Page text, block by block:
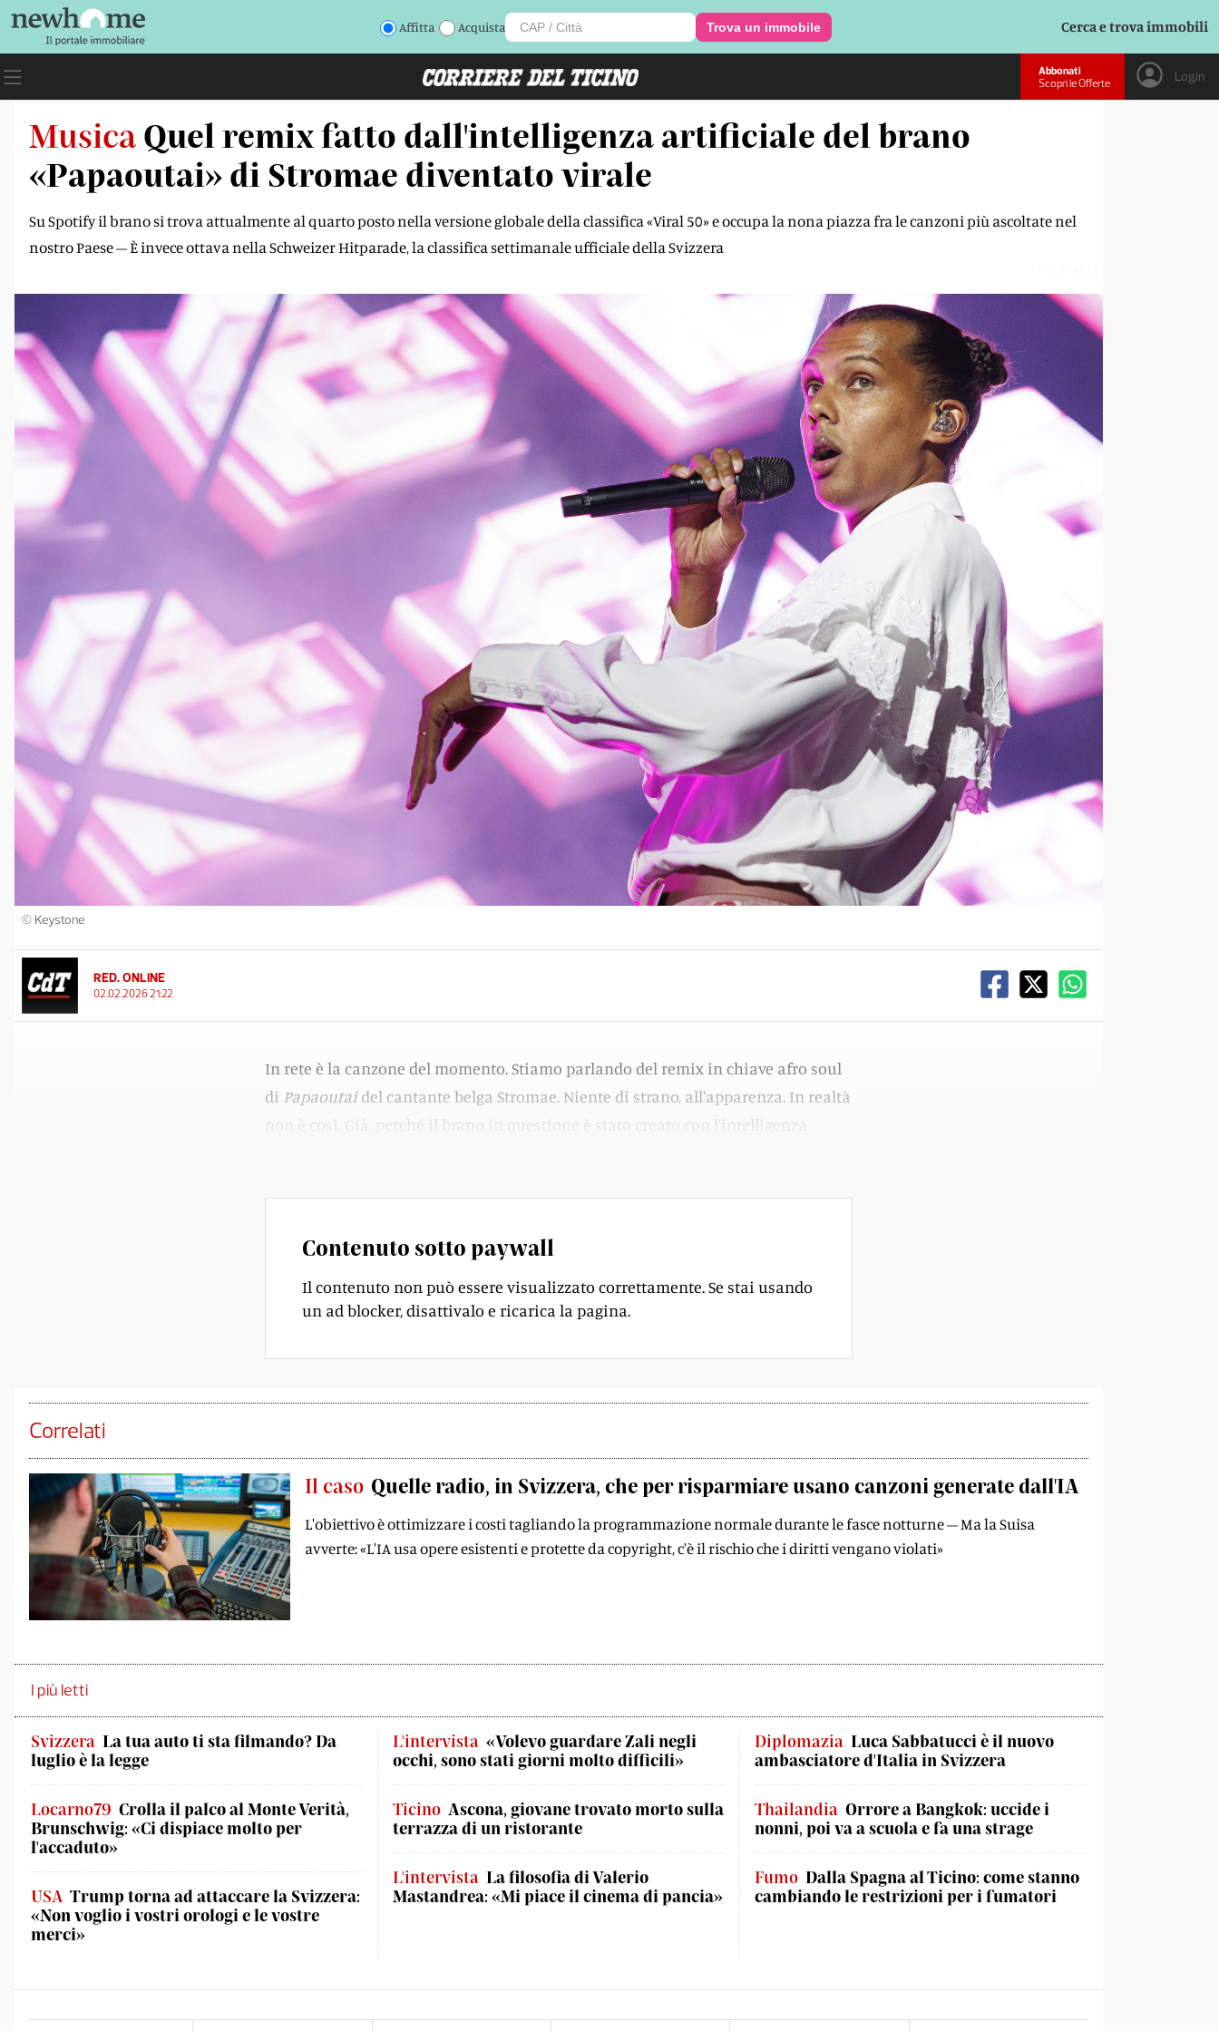
Affitta Acquista Trova un immobile Cerca e trova immobili
Abbonati
Scopri le Offerte
Login
Musica Quel remix fatto dall'intelligenza artificiale del brano
«Papaoutai» di Stromae diventato virale
Su Spotify il brano si trova attualmente al quarto posto nella versione globale della classifica «Viral 50» e occupa la nona piazza fra le canzoni più ascoltate nel
nostro Paese – È invece ottava nella Schweizer Hitparade, la classifica settimanale ufficiale della Svizzera
© Keystone
RED. ONLINE
02.02.2026 21:22
In rete è la canzone del momento. Stiamo parlando del remix in chiave afro soul
di Papaoutaidel cantante belga Stromae. Niente di strano, all'apparenza. In realtà
non è così. Già, perché il brano in questione è stato creato con l'intelligenza
Contenuto sotto paywall
Il contenuto non può essere visualizzato correttamente. Se stai usando
un ad blocker, disattivalo e ricarica la pagina.
Correlati
Il caso Quelle radio, in Svizzera, che per risparmiare usano canzoni generate dall'IA
L'obiettivo è ottimizzare i costi tagliando la programmazione normale durante le fasce notturne – Ma la Suisa
avverte: «L'IA usa opere esistenti e protette da copyright, c'è il rischio che i diritti vengano violati»
I più letti
Svizzera La tua auto ti sta filmando? Da
luglio è la legge
Locarno79 Crolla il palco al Monte Verità,
Brunschwig: «Ci dispiace molto per
l'accaduto»
USA Trump torna ad attaccare la Svizzera:
«Non voglio i vostri orologi e le vostre
merci»
L'intervista «Volevo guardare Zali negli
occhi, sono stati giorni molto difficili»
Ticino Ascona, giovane trovato morto sulla
terrazza di un ristorante
L'intervista La filosofia di Valerio
Mastandrea: «Mi piace il cinema di pancia»
Diplomazia Luca Sabbatucci è il nuovo
ambasciatore d'Italia in Svizzera
Thailandia Orrore a Bangkok: uccide i
nonni, poi va a scuola e fa una strage
Fumo Dalla Spagna al Ticino: come stanno
cambiando le restrizioni per i fumatori